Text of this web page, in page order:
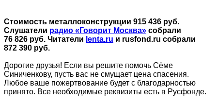
Стоимость металлоконструкции 915 436 руб.
Слушатели радио «Говорит Москва» собрали
76 826 руб. Читатели lenta.ru и rusfond.ru собрали
872 390 руб.
Дорогие друзья! Если вы решите помочь Сёме
Синиченкову, пусть вас не смущает цена спасения.
Любое ваше пожертвование будет с благодарностью
принято. Все необходимые реквизиты есть в Русфонде.